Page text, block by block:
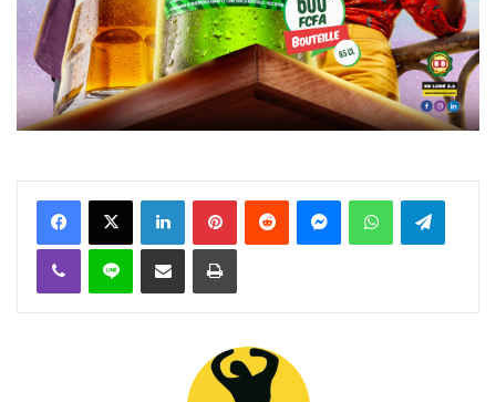
FacebookX Linkedin PinterestReddit MessengerWhatsAppTelegram
Viber Ligne Partager par email Imprimer